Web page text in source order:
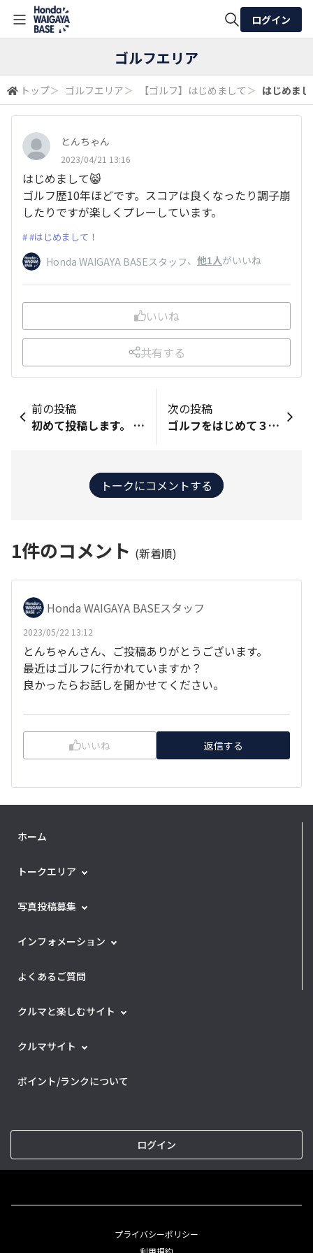
検索
ログイン
ゴルフエリア
トップ＞ ゴルフエリア＞ 【ゴルフ】はじめまして ＞ はじめま
とんちゃん
2023/04/21 13:16
はじめまして😸
ゴルフ歴10年ほどです。スコアは良くなったり調子崩
したりですが楽しくプレーしています。
#はじめまして！
Honda WAIGAYA BASEスタッフ、 他1人がいいね
いいね
共有する
前の投稿
初めて投稿します。 ゴルフ歴は2〜3年ぐらいです。 去年までスコア100台が多かったんですが、最近は90台を出せるようになってきたのでプレーする度に上達を感じる事が出来ています。
次の投稿
ゴルフをはじめて３5年以上です。もうすぐ７０歳、年とともにボールが飛ばなくなりました。でも、楽しくプレーしてます。
トークにコメントする
1件のコメント (新着順)
Honda WAIGAYA BASEスタッフ
2023/05/22 13:12
とんちゃんさん、ご投稿ありがとうございます。
最近はゴルフに行かれていますか？
良かったらお話しを聞かせてください。
いいね 返信する
ホーム
トークエリア
写真投稿募集
インフォメーション
よくあるご質問
クルマと楽しむサイト
クルマサイト
ポイント/ランクについて
ログイン
プライバシーポリシー